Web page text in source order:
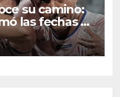
su camino:
las fechas 4